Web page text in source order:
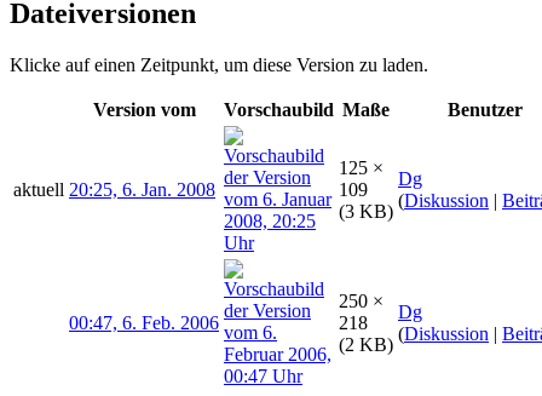
Dateiversionen
Klicke auf einen Zeitpunkt, um diese Version zu laden.
Version vom Vorschaubild Maße Benutzer
aktuell 20:25, 6. Jan. 2008
125 ×
109
(3 KB)
Dg
(Diskussion |
00:47, 6. Feb. 2006
250 ×
218
(2 KB)
Dg
(Diskussion |